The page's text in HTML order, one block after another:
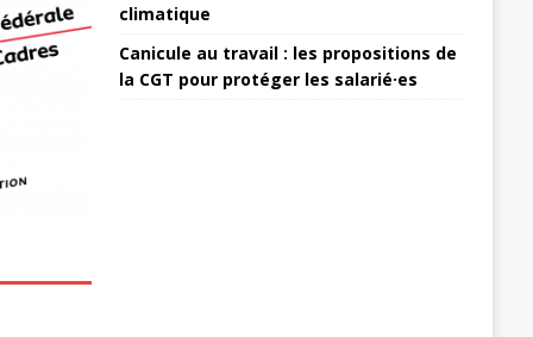
climatique
Canicule au travail : les propositions de
la CGT pour protéger les salarié·es